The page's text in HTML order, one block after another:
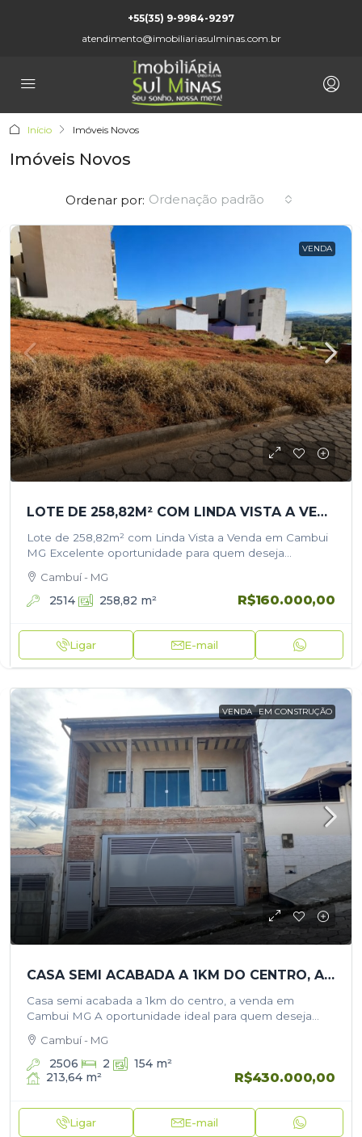
+55(35) 9-9984-9297
atendimento@imobiliariasulminas.com.br
Início Imóveis Novos
Imóveis Novos
Ordenar por: Ordenação padrão
VENDA
LOTE DE 258,82M² COM LINDA VISTA A VENDA EM CAMBUI MG
Lote de 258,82m² com Linda Vista a Venda em Cambui
MG Excelente oportunidade para quem deseja
crescem em Cambuí/MG!…
Cambuí - MG
2514 258,82 m² R$160.000,00
Ligar E-mail
VENDA EM CONSTRUÇÃO
CASA SEMI ACABADA A 1KM DO CENTRO, A VENDA EM CAMBUI MG
Casa semi acabada a 1km do centro, a venda em
Cambui MG A oportunidade ideal para quem deseja
dos…Cambuí - MG
2506 2 154 m²
213,64 m² R$430.000,00
Ligar E-mail